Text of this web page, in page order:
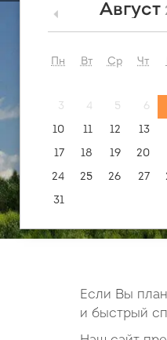
Если Вы
и быстрый
Август
Пн Вт Ср Чт
3
4 5 6
10
11 12 13
17
18 19 20
24
25 26 27
31